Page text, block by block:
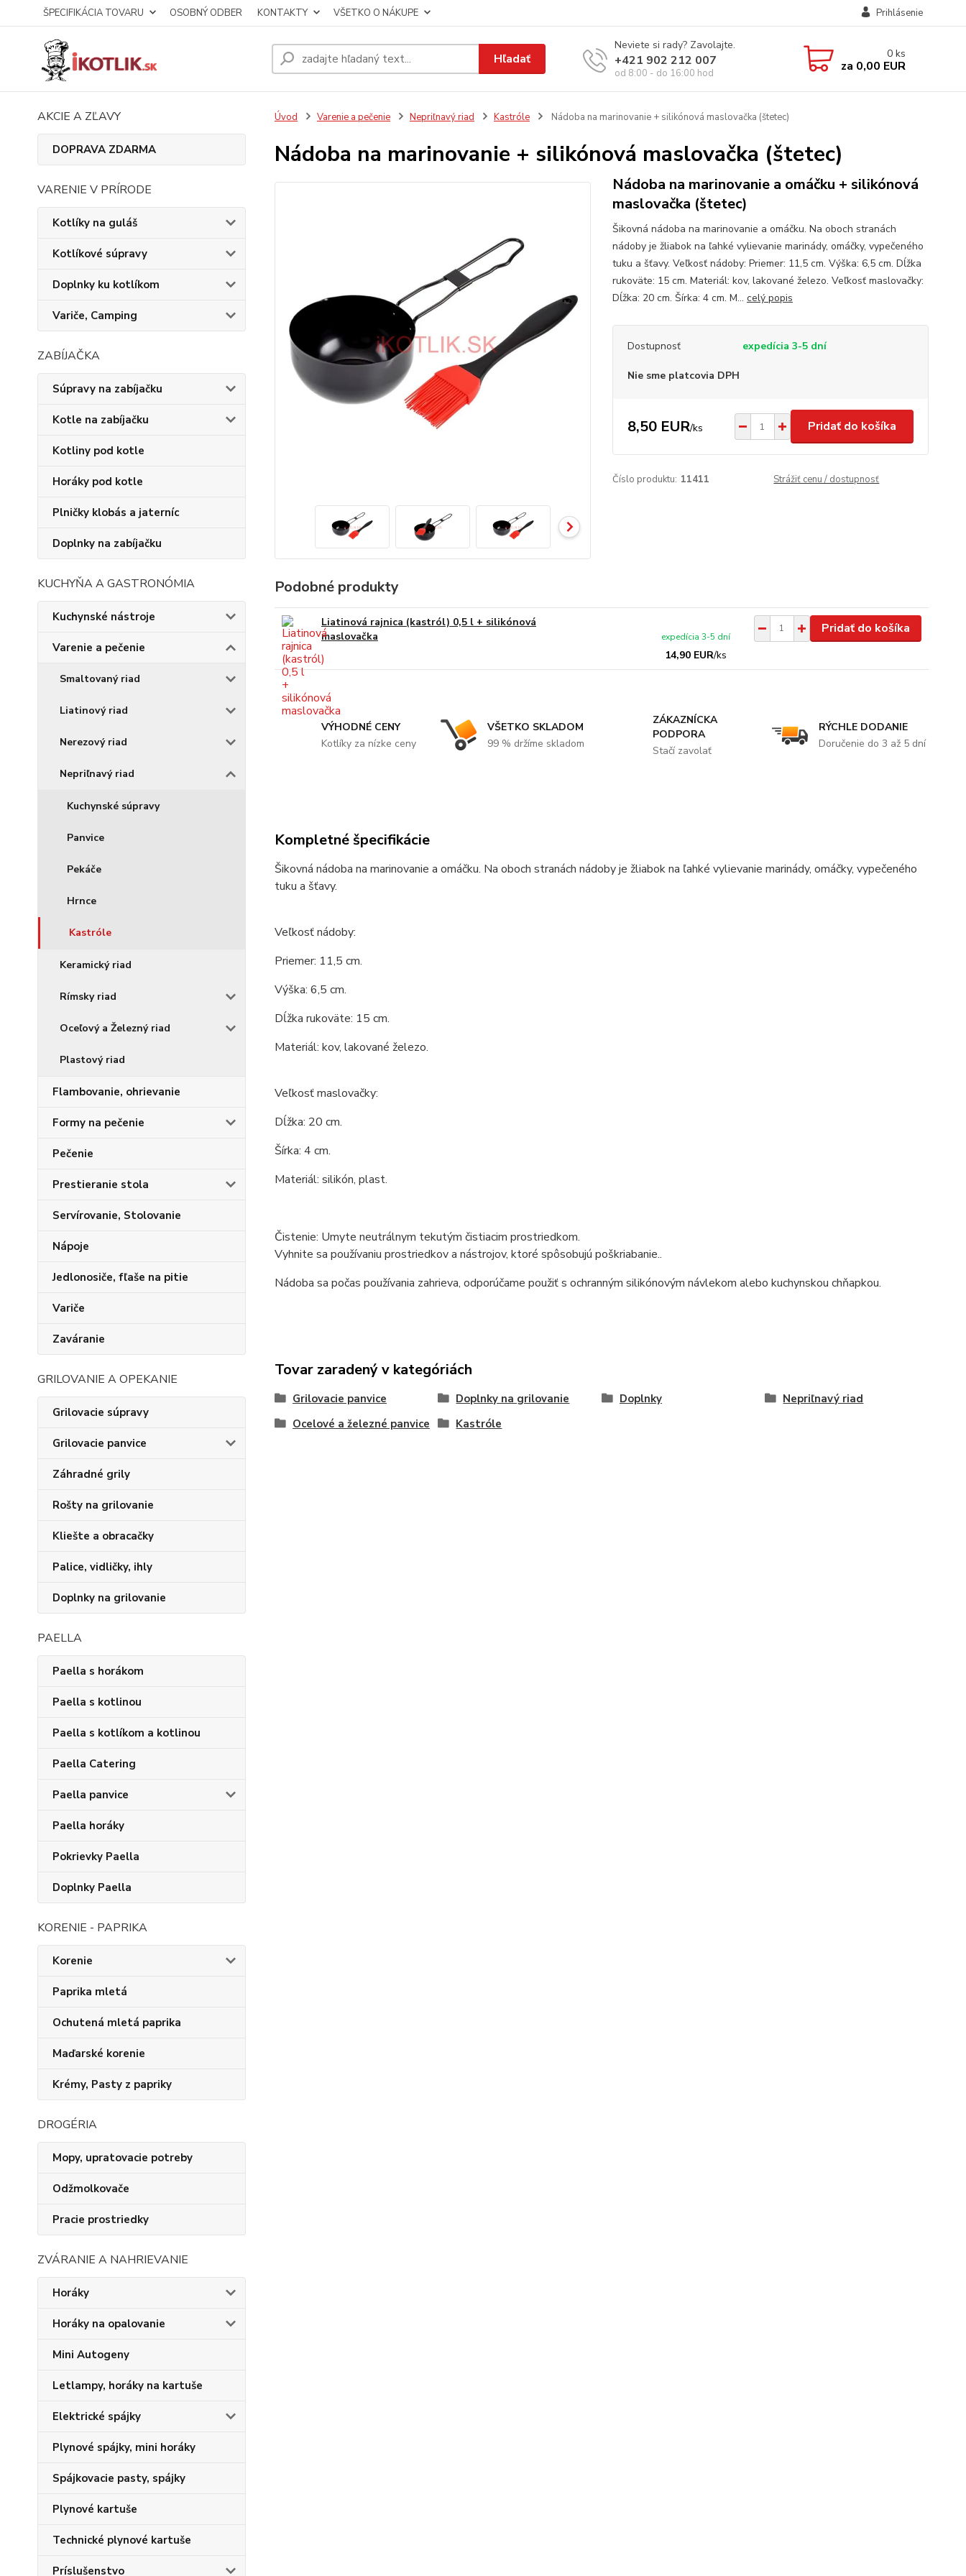
ŠPECIFIKÁCIA TOVARU OSOBNÝ ODBER KONTAKTY VŠETKO O NÁKUPE Prihlásenie
Hľadať
Neviete si rady? Zavolajte.
+421 902 212 007
od 8:00 - do 16:00 hod
0 ks
za 0,00 EUR
AKCIE A ZĽAVY
DOPRAVA ZDARMA
VARENIE V PRÍRODE
Kotlíky na guláš
Kotlíkové súpravy
Doplnky ku kotlíkom
Variče, Camping
ZABÍJAČKA
Súpravy na zabíjačku
Kotle na zabíjačku
Kotliny pod kotle
Horáky pod kotle
Plničky klobás a jaterníc
Doplnky na zabíjačku
KUCHYŇA A GASTRONÓMIA
Kuchynské nástroje
Varenie a pečenie
Smaltovaný riad
Liatinový riad
Nerezový riad
Nepriľnavý riad
Kuchynské súpravy
Panvice
Pekáče
Hrnce
Kastróle
Keramický riad
Rímsky riad
Oceľový a Železný riad
Plastový riad
Flambovanie, ohrievanie
Formy na pečenie
Pečenie
Prestieranie stola
Servírovanie, Stolovanie
Nápoje
Jedlonosiče, fľaše na pitie
Variče
Zaváranie
GRILOVANIE A OPEKANIE
Grilovacie súpravy
Grilovacie panvice
Záhradné grily
Rošty na grilovanie
Kliešte a obracačky
Palice, vidličky, ihly
Doplnky na grilovanie
PAELLA
Paella s horákom
Paella s kotlinou
Paella s kotlíkom a kotlinou
Paella Catering
Paella panvice
Paella horáky
Pokrievky Paella
Doplnky Paella
KORENIE - PAPRIKA
Korenie
Paprika mletá
Ochutená mletá paprika
Maďarské korenie
Krémy, Pasty z papriky
DROGÉRIA
Mopy, upratovacie potreby
Odžmolkovače
Pracie prostriedky
ZVÁRANIE A NAHRIEVANIE
Horáky
Horáky na opalovanie
Mini Autogeny
Letlampy, horáky na kartuše
Elektrické spájky
Plynové spájky, mini horáky
Spájkovacie pasty, spájky
Plynové kartuše
Technické plynové kartuše
Príslušenstvo
Úvod Varenie a pečenie Nepriľnavý riad Kastróle Nádoba na marinovanie + silikónová maslovačka (štetec)
Nádoba na marinovanie + silikónová maslovačka (štetec)
Nádoba na marinovanie a omáčku + silikónová
maslovačka (štetec)
Šikovná nádoba na marinovanie a omáčku. Na oboch stranách
nádoby je žliabok na ľahké vylievanie marinády, omáčky, vypečeného
tuku a šťavy. Veľkosť nádoby: Priemer: 11,5 cm. Výška: 6,5 cm. Dĺžka
rukoväte: 15 cm. Materiál: kov, lakované železo. Veľkosť maslovačky:
Dĺžka: 20 cm. Šírka: 4 cm. M... celý popis
Dostupnosť expedícia 3-5 dní
Nie sme platcovia DPH
8,50 EUR/ks Pridať do košíka
Číslo produktu: 11411 Strážiť cenu / dostupnosť
Podobné produkty
Liatinová rajnica (kastról) 0,5 l + silikónová
maslovačka
14,90 EUR/ks
expedícia 3-5 dní
Pridať do košíka
VÝHODNÉ CENY
Kotlíky za nízke ceny
VŠETKO SKLADOM
99 % držíme skladom
ZÁKAZNÍCKA
PODPORA
Stačí zavolať
RÝCHLE DODANIE
Doručenie do 3 až 5 dní
Kompletné špecifikácie
Šikovná nádoba na marinovanie a omáčku. Na oboch stranách nádoby je žliabok na ľahké vylievanie marinády, omáčky, vypečeného
tuku a šťavy.
Veľkosť nádoby:
Priemer: 11,5 cm.
Výška: 6,5 cm.
Dĺžka rukoväte: 15 cm.
Materiál: kov, lakované železo.
Veľkosť maslovačky:
Dĺžka: 20 cm.
Šírka: 4 cm.
Materiál: silikón, plast.
Čistenie: Umyte neutrálnym tekutým čistiacim prostriedkom.
Vyhnite sa používaniu prostriedkov a nástrojov, ktoré spôsobujú poškriabanie..
Nádoba sa počas používania zahrieva, odporúčame použiť s ochranným silikónovým návlekom alebo kuchynskou chňapkou.
Tovar zaradený v kategóriách
Grilovacie panvice Doplnky na grilovanie Doplnky
Nepriľnavý riad
Ocelové a železné panvice
Kastróle